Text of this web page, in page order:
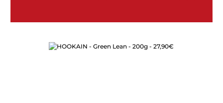
Bildergalerie überspringen